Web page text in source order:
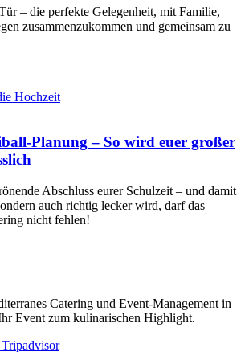
– die perfekte Gelegenheit, mit Familie,
zusammenzukommen und gemeinsam zu
Planung – So wird euer großer
Abschluss eurer Schulzeit – und damit
auch richtig lecker wird, darf das
nicht fehlen!
Catering und Event-Management in
Event zum kulinarischen Highlight.
Tripadvisor